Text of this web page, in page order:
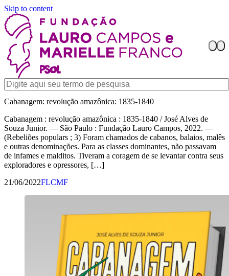
Skip to content
Cabanagem: revolução amazônica: 1835-1840
Cabanagem : revolução amazônica : 1835-1840 / José Alves de
Souza Junior. — São Paulo : Fundação Lauro Campos, 2022. —
(Rebeliões populars ; 3) Foram chamados de cabanos, balaios, malês
e outras denominações. Para as classes dominantes, não passavam
de infames e malditos. Tiveram a coragem de se levantar contra seus
exploradores e opressores, […]
21/06/2022FLCMF